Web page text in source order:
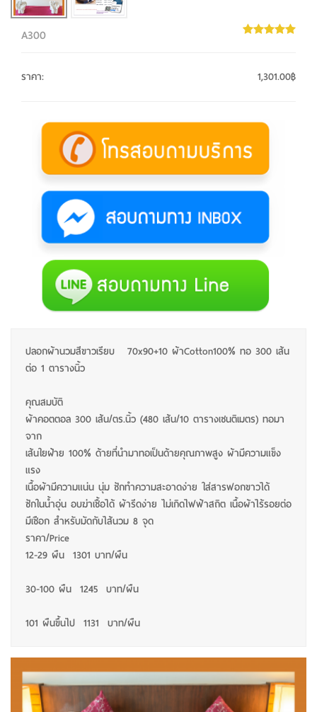
A300
ราคา: 1,301.00฿
ปลอกผ้านวมสีขาวเรียบ 70x90+10 ผ้าCotton100% ทอ 300 เส้น
ต่อ 1 ตารางนิ้ว
คุณสมบัติ
ผ้าคอตตอล 300 เส้น/ตร.นิ้ว (480 เส้น/10 ตารางเซนติเมตร) ทอมา
จาก
เส้นใยฝ้าย 100% ด้ายที่นำมาทอเป็นด้ายคุณภาพสูง ผ้ามีความแข็ง
แรง
เนื้อผ้ามีความแน่น นุ่ม ซักทำความสะอาดง่าย ใส่สารฟอกขาวได้
ซักในน้ำอุ่น อบฆ่าเชื้อได้ ผ้ารีดง่าย ไม่เกิดไฟฟ้าสถิต เนื้อผ้าไร้รอยต่อ
มีเชือก สำหรับมัดกับไส้นวม 8 จุด
ราคา/Price
12-29 ผืน 1301 บาท/ผืน
30-100 ผืน 1245 บาท/ผืน
101 ผืนขึ้นไป 1131 บาท/ผืน